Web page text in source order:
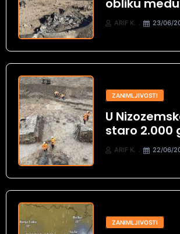
obliku
ARIF K. 23/06/
ZANIMLJIVOSTI
U
staro 2.000
ARIF K. 22/06/
ZANIMLJIVOSTI